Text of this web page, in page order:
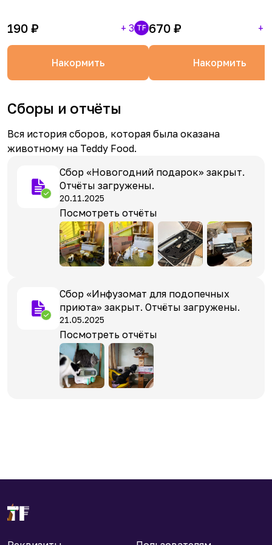
190 ₽ + 3 TF
Накормить
670 ₽ +
Накормить
Сборы и отчёты
Вся история сборов, которая была оказана
животному на Teddy Food.
Сбор «Новогодний подарок» закрыт.
Отчёты загружены.
20.11.2025
Посмотреть отчёты
Сбор «Инфузомат для подопечных
приюта» закрыт. Отчёты загружены.
21.05.2025
Посмотреть отчёты